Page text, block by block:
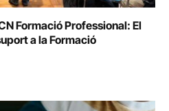
Formació Professional: El
a la Formació